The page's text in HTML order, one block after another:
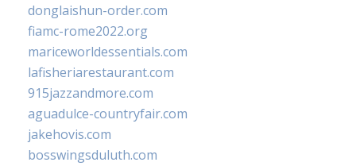
donglaishun-order.com
fiamc-rome2022.org
mariceworldessentials.com
lafisheriarestaurant.com
915jazzandmore.com
aguadulce-countryfair.com
jakehovis.com
bosswingsduluth.com